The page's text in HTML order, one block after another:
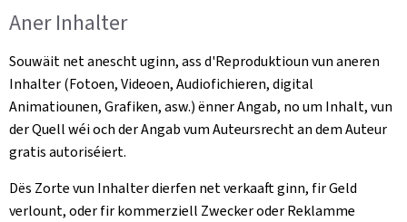
Aner Inhalter
Souwäit net anescht uginn, ass d'Reproduktioun vun aneren
Inhalter (Fotoen, Videoen, Audiofichieren, digital
Animatiounen, Grafiken, asw.) ënner Angab, no um Inhalt, vun
der Quell wéi och der Angab vum Auteursrecht an dem Auteur
gratis autoriséiert.
Dës Zorte vun Inhalter dierfen net verkaaft ginn, fir Geld
verlount, oder fir kommerziell Zwecker oder Reklamme